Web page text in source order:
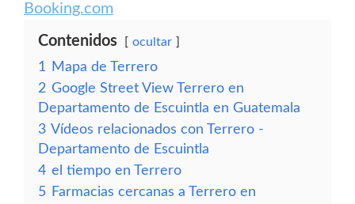
Booking.com
Contenidos ocultar
1
Mapa de Terrero
2 Google Street View Terrero en
Departamento de Escuintla en Guatemala
3 Vídeos relacionados con Terrero -
Departamento de Escuintla
4 el tiempo en Terrero
5 Farmacias cercanas a Terrero en